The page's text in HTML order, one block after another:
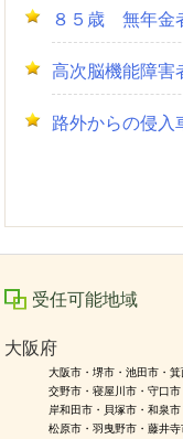
８５歳 無年金
高次脳機能障害
路外からの侵入
受任可能地域
大阪府
大阪市・堺市・池田市・
交野市・寝屋川市・守口
岸和田市・貝塚市・和泉
松原市・羽曳野市・藤井